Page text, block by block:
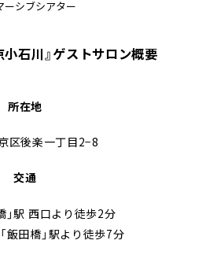
シブシアター
小石川』ゲストサロン概要
所在地
区後楽一丁目2−8
交通
」駅 西口より徒歩2分
飯田橋」駅より徒歩7分